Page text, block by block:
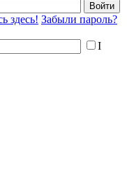
Войти
здесь! Забыли пароль?
I